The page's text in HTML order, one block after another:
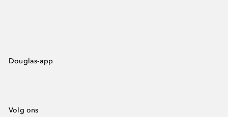
Douglas-app
Volg ons